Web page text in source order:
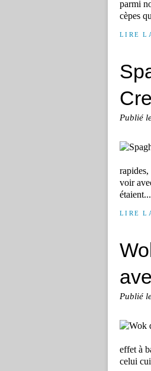
parmi
cèpes
LIRE
Publié
voir
étaient...
LIRE
Publié
effet à
celui